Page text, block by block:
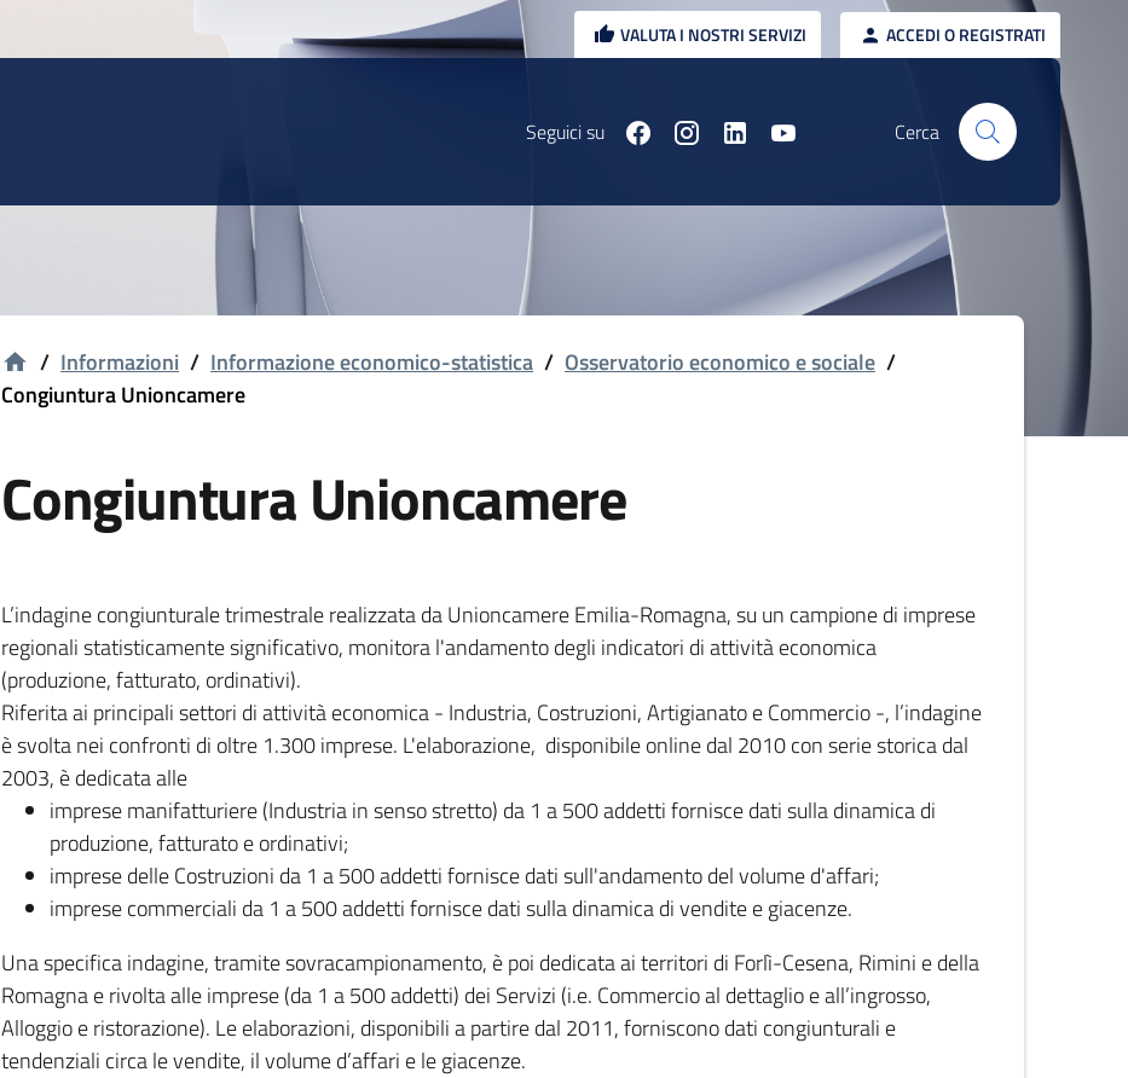
VALUTA I NOSTRI SERVIZI ACCEDI O REGISTRATI
Seguici su Cerca
/ Informazioni / Informazione economico-statistica / Osservatorio economico e sociale /
Congiuntura Unioncamere
Congiuntura Unioncamere
L’indagine congiunturale trimestrale realizzata da Unioncamere Emilia-Romagna, su un campione di imprese
regionali statisticamente significativo, monitora l'andamento degli indicatori di attività economica
(produzione, fatturato, ordinativi).
Riferita ai principali settori di attività economica - Industria, Costruzioni, Artigianato e Commercio -, l’indagine
è svolta nei confronti di oltre 1.300 imprese. L'elaborazione, disponibile online dal 2010 con serie storica dal
2003, è dedicata alle
imprese manifatturiere (Industria in senso stretto) da 1 a 500 addetti fornisce dati sulla dinamica di
produzione, fatturato e ordinativi;
imprese delle Costruzioni da 1 a 500 addetti fornisce dati sull'andamento del volume d'affari;
imprese commerciali da 1 a 500 addetti fornisce dati sulla dinamica di vendite e giacenze.
Una specifica indagine, tramite sovracampionamento, è poi dedicata ai territori di Forlì-Cesena, Rimini e della
Romagna e rivolta alle imprese (da 1 a 500 addetti) dei Servizi (i.e. Commercio al dettaglio e all’ingrosso,
Alloggio e ristorazione). Le elaborazioni, disponibili a partire dal 2011, forniscono dati congiunturali e
tendenziali circa le vendite, il volume d’affari e le giacenze.